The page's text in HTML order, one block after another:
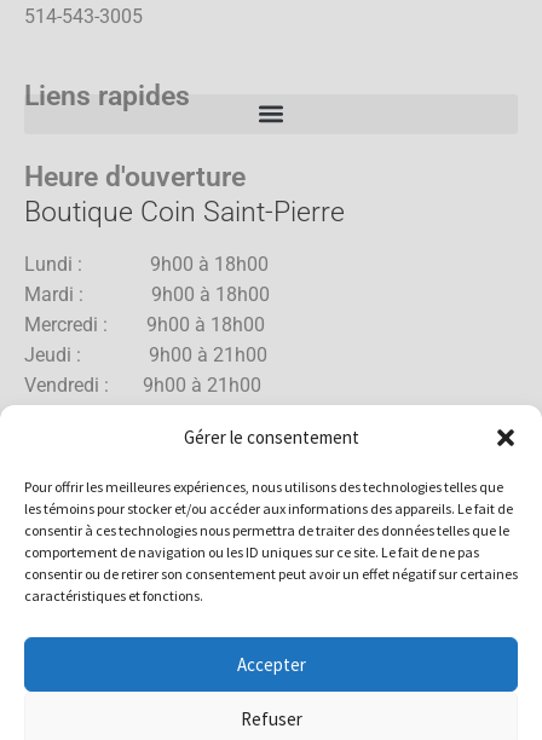
Gérer le consentement
Pour offrir les meilleures expériences, nous utilisons des technologies telles que
les témoins pour stocker et/ou accéder aux informations des appareils. Le fait de
consentir à ces technologies nous permettra de traiter des données telles que le
comportement de navigation ou les ID uniques sur ce site. Le fait de ne pas
consentir ou de retirer son consentement peut avoir un effet négatif sur certaines
caractéristiques et fonctions.
Accepter
Refuser
514-543-3005
Liens rapides
Heure d'ouverture
Boutique Coin Saint-Pierre
Lundi : 9h00 à 18h00
Mardi : 9h00 à 18h00
Mercredi : 9h00 à 18h00
Jeudi : 9h00 à 21h00
Vendredi : 9h00 à 21h00
Dimanche : 10h00 à 17h00
Boutique Rue Allard
Mardi : 10h00 à 18h00
Mercredi : 10h00 à 18h00
Vendredi : 10h00 à 18h00